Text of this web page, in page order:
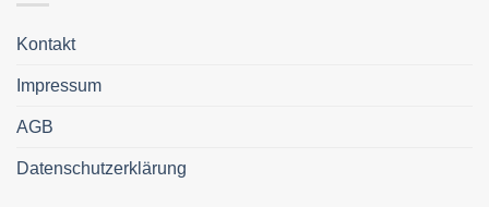
Kontakt
Impressum
AGB
Datenschutzerklärung